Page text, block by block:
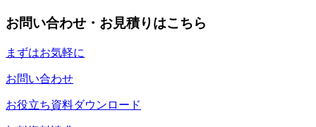
お問い合わせ・お見積りはこちら
まずはお気軽に
お問い合わせ
お役立ち資料ダウンロード